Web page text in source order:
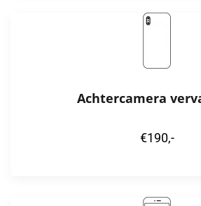
Achtercamera
€190,-